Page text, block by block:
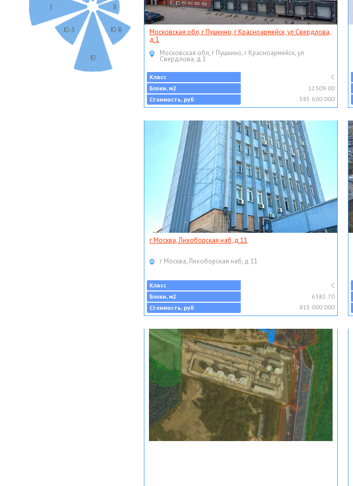
В
Ю-В
Ю
Ю-З
З
Московская обл, г Пушкино, г Красноармейск, ул Свердлова,
д 1
Московская обл, г Пушкино, г Красноармейск, ул
Свердлова, д 1
Класс
C
Блоки, м2
12309.00
Стоимость, руб
585 600 000
г Москва, Лихоборская наб, д 11
г Москва, Лихоборская наб, д 11
Класс
C
Блоки, м2
6382.70
Стоимость, руб
815 000 000